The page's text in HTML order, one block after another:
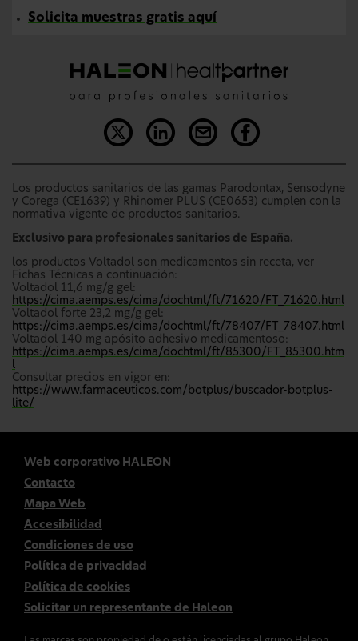
Solicita muestras gratis aquí
Los productos sanitarios de las gamas Parodontax, Sensodyne
y Corega (CE1639) y Rhinomer PLUS (CE0653) cumplen con la
normativa vigente de productos sanitarios.
Exclusivo para profesionales sanitarios de España.
los productos Voltadol son medicamentos sin receta, ver
Fichas Técnicas a continuación:
Voltadol 11,6 mg/g gel:
https://cima.aemps.es/cima/dochtml/ft/71620/FT_71620.html
Voltadol forte 23,2 mg/g gel:
https://cima.aemps.es/cima/dochtml/ft/78407/FT_78407.html
Voltadol 140 mg apósito adhesivo medicamentoso:
https://cima.aemps.es/cima/dochtml/ft/85300/FT_85300.htm
l
Consultar precios en vigor en:
https://www.farmaceuticos.com/botplus/buscador-botplus-
lite/
Web corporativo HALEON
Contacto
Mapa Web
Accesibilidad
Condiciones de uso
Política de privacidad
Política de cookies
Solicitar un representante de Haleon